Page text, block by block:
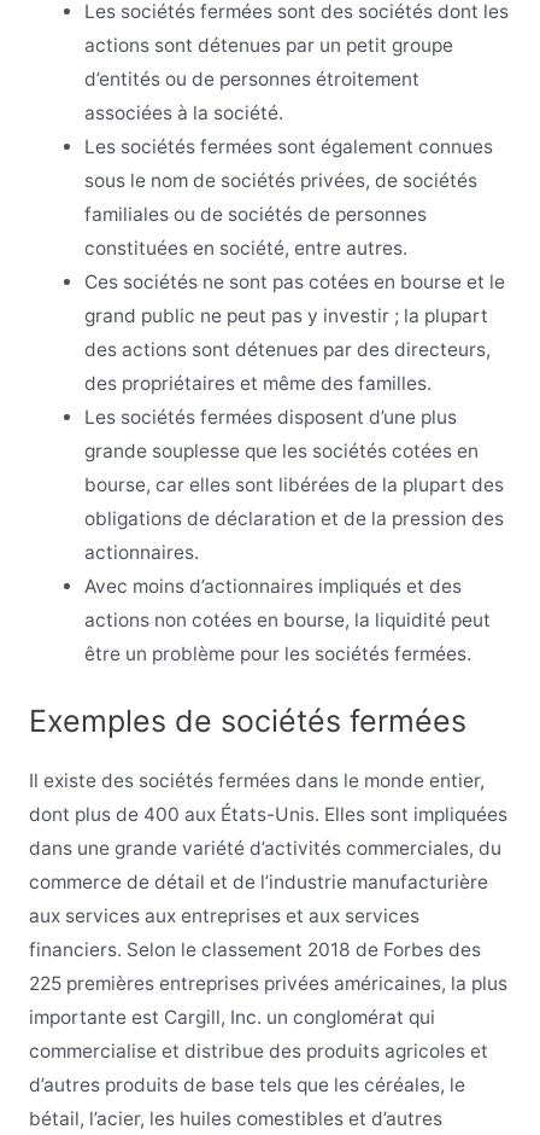
Les sociétés fermées sont des sociétés dont les
actions sont détenues par un petit groupe
d’entités ou de personnes étroitement
associées à la société.
Les sociétés fermées sont également connues
sous le nom de sociétés privées, de sociétés
familiales ou de sociétés de personnes
constituées en société, entre autres.
Ces sociétés ne sont pas cotées en bourse et le
grand public ne peut pas y investir ; la plupart
des actions sont détenues par des directeurs,
des propriétaires et même des familles.
Les sociétés fermées disposent d’une plus
grande souplesse que les sociétés cotées en
bourse, car elles sont libérées de la plupart des
obligations de déclaration et de la pression des
actionnaires.
Avec moins d’actionnaires impliqués et des
actions non cotées en bourse, la liquidité peut
être un problème pour les sociétés fermées.
Exemples de sociétés fermées
Il existe des sociétés fermées dans le monde entier,
dont plus de 400 aux États-Unis. Elles sont impliquées
dans une grande variété d’activités commerciales, du
commerce de détail et de l’industrie manufacturière
aux services aux entreprises et aux services
financiers. Selon le classement 2018 de Forbes des
225 premières entreprises privées américaines, la plus
importante est Cargill, Inc. un conglomérat qui
commercialise et distribue des produits agricoles et
d’autres produits de base tels que les céréales, le
bétail, l’acier, les huiles comestibles et d’autres